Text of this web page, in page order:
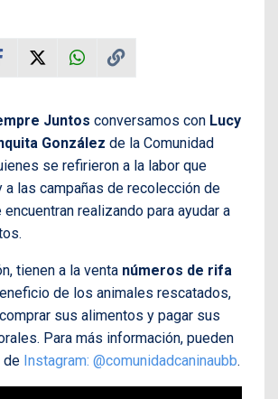
Juntos conversamos con Lucy
González de la Comunidad
se refirieron a la labor que
a las campañas de recolección de
realizando para ayudar a
tienen a la venta números de rifa
de los animales rescatados,
sus alimentos y pagar sus
Para más información, pueden
de Instagram: @comunidadcaninaubb.